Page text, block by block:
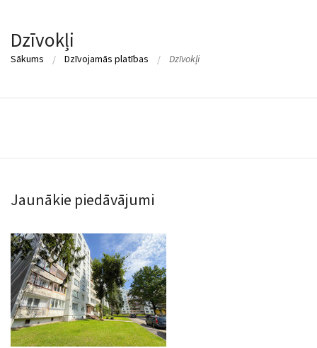
Dzīvokļi
Sākums Dzīvojamās platības Dzīvokļi
Jaunākie piedāvājumi